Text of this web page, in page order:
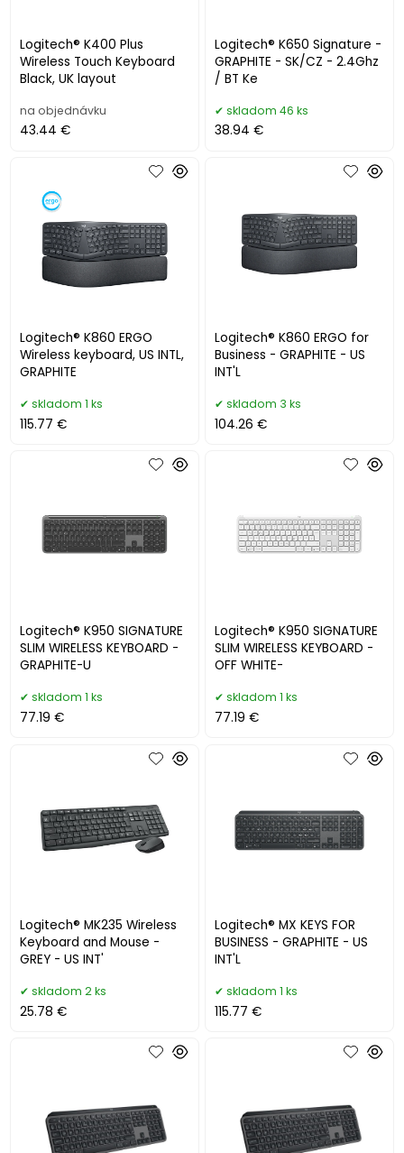
Logitech® K400 Plus
Wireless Touch Keyboard
Black, UK layout
na objednávku
43.44 €
Logitech® K650 Signature -
GRAPHITE - SK/CZ - 2.4Ghz
/ BT Ke
skladom 46 ks
38.94 €
Logitech® K860 ERGO
Wireless keyboard, US INTL,
GRAPHITE
skladom 1 ks
115.77 €
Logitech® K860 ERGO for
Business - GRAPHITE - US
INT'L
skladom 3 ks
104.26 €
Logitech® K950 SIGNATURE
SLIM WIRELESS KEYBOARD -
GRAPHITE-U
skladom 1 ks
77.19 €
Logitech® K950 SIGNATURE
SLIM WIRELESS KEYBOARD -
OFF WHITE-
skladom 1 ks
77.19 €
Logitech® MK235 Wireless
Keyboard and Mouse -
GREY - US INT'
skladom 2 ks
25.78 €
Logitech® MX KEYS FOR
BUSINESS - GRAPHITE - US
INT'L
skladom 1 ks
115.77 €